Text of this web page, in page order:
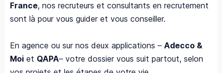
France, nos recruteurs et consultants en recrutement
sont là pour vous guider et vous conseiller.
En agence ou sur nos deux applications – Adecco &
Moi et QAPA– votre dossier vous suit partout, selon